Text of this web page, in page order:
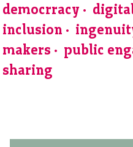
democrracy
inclusion
makers
public
sharing